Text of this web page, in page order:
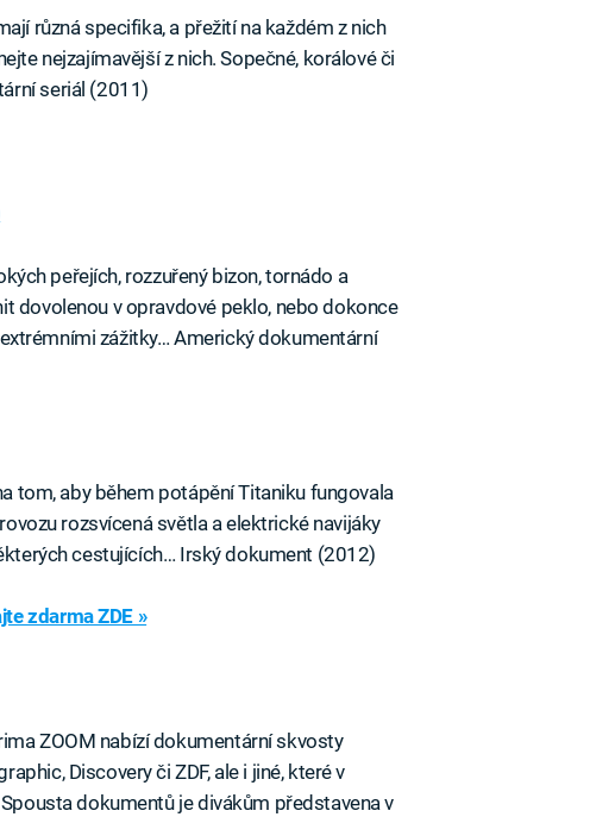
různá specifika, a přežití na každém z nich
nejzajímavější z nich. Sopečné, korálové či
seriál (2011)
peřejích, rozzuřený bizon, tornádo a
dovolenou v opravdové peklo, nebo dokonce
zážitky… Americký dokumentární
tom, aby během potápění Titaniku fungovala
rozsvícená světla a elektrické navijáky
cestujících… Irský dokument (2012)
zdarma ZDE »
ZOOM nabízí dokumentární skvosty
Discovery či ZDF, ale i jiné, které v
dokumentů je divákům představena v